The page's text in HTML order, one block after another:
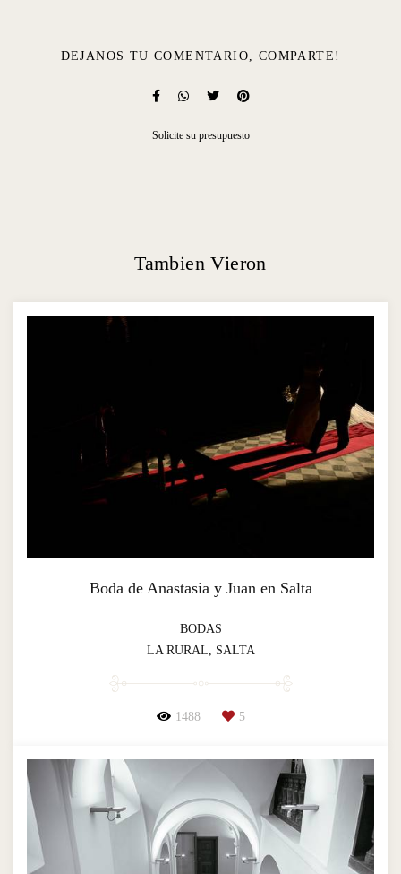
DEJANOS TU COMENTARIO, COMPARTE!
Solicite su presupuesto
Tambien Vieron
Boda de Anastasia y Juan en Salta
BODAS
LA RURAL, SALTA
1488 5